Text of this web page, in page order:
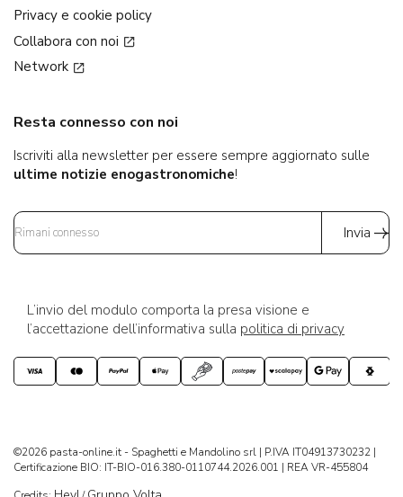
Privacy e cookie policy
Collabora con noi
Network
Resta connesso con noi
Iscriviti alla newsletter per essere sempre aggiornato sulle
ultime notizie enogastronomiche!
Invia
L’invio del modulo comporta la presa visione e
l’accettazione dell’informativa sulla politica di privacy
©2026 pasta-online.it - Spaghetti e Mandolino srl | P.IVA IT04913730232 |
Certificazione BIO: IT-BIO-016.380-0110744.2026.001 | REA VR-455804